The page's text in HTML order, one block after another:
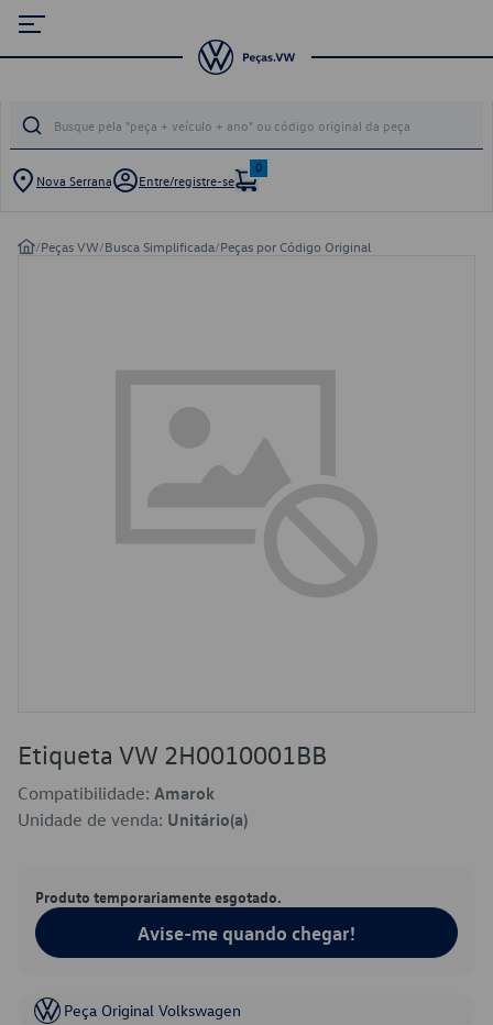
Nova Serrana Entre/registre-se
0
/Peças VW/Busca Simplificada/Peças por Código Original
Etiqueta VW 2H0010001BB
Compatibilidade: Amarok
Unidade de venda: Unitário(a)
Produto temporariamente esgotado.
Avise-me quando chegar!
Peça Original Volkswagen